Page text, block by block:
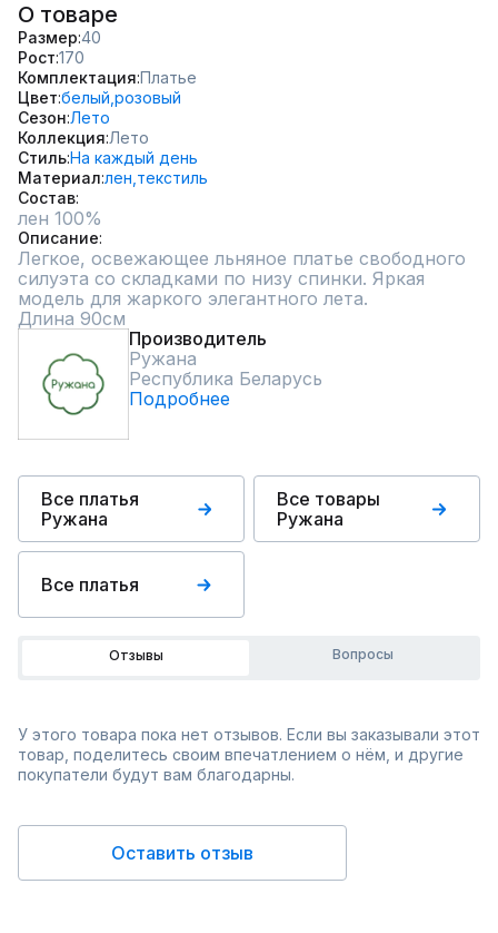
О товаре
Размер 40
Рост 170
Комплектация Платье
Цвет белый, розовый
Сезон Лето
Коллекция Лето
СтильНа каждый день
Материал лен, текстиль
Состав
лен 100%
Описание
Легкое, освежающее льняное платье свободного
силуэта со складками по низу спинки. Яркая
модель для жаркого элегантного лета.
Длина 90см
Производитель
Ружана
Республика Беларусь
Подробнее
Все платья
Ружана
Все товары
Ружана
Все платья
Отзывы Вопросы
У этого товара пока нет отзывов. Если вы заказывали этот
товар, поделитесь своим впечатлением о нём, и другие
покупатели будут вам благодарны.
Оставить отзыв